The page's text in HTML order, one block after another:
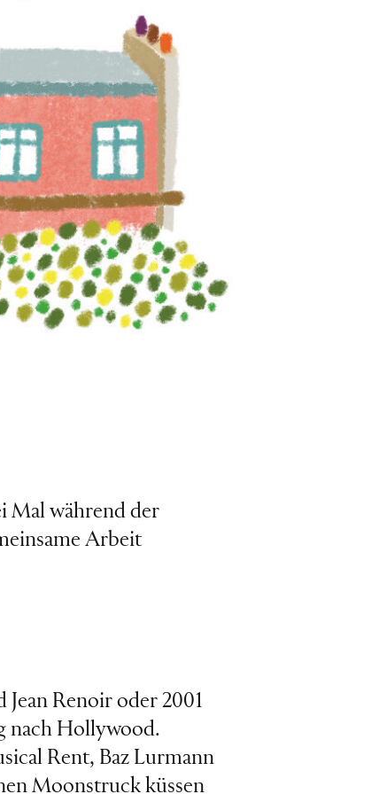
Mal während der
Arbeit
Renoir oder 2001
nach Hollywood.
Rent, Baz Lurmann
Moonstruck küssen